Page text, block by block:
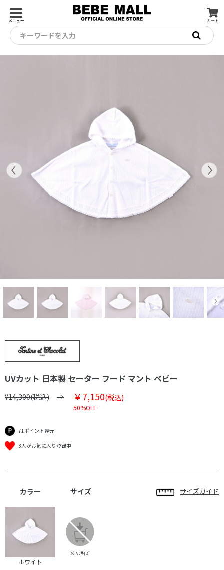
メニュー カート
キーワードを入力
UVカット 日本製 セーター フード マント ベビー
¥14,300(税込) ￥7,150(税込)
50%OFF
71ポイント還元
3人がお気に入り登録中
カラー サイズ サイズガイド
ホワイト
× ﾜﾝｻｲｽﾞ